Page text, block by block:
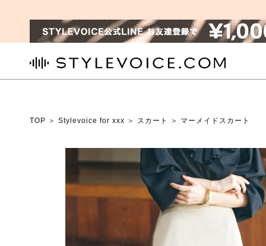
TOP ＞ Stylevoice for xxx ＞ スカート ＞ マーメイドスカート